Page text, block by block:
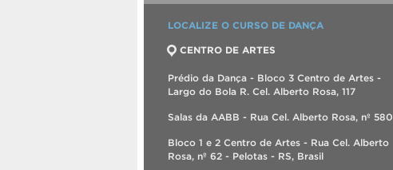
LOCALIZE O CURSO DE DANÇA
CENTRO DE ARTES
Prédio da Dança - Bloco 3 Centro de Artes -
Largo do Bola R. Cel. Alberto Rosa, 117
Salas da AABB - Rua Cel. Alberto Rosa, nº 580
Bloco 1 e 2 Centro de Artes - Rua Cel. Alberto
Rosa, nº 62 - Pelotas - RS, Brasil